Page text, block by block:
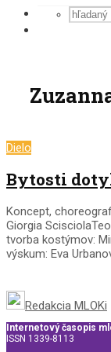
Dielo
Bytosti
Koncept,
Giorgia
tvorba kostýmov:
výskum: Eva
Redakcia MLOKi
Internetový časopis
ISSN 1339-8113